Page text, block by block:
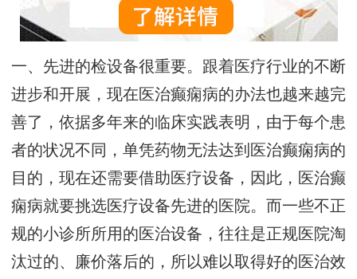
一、先进的检设备很重要。跟着医疗行业的不断
进步和开展，现在医治癫痫病的办法也越来越完
善了，依据多年来的临床实践表明，由于每个患
者的状况不同，单凭药物无法达到医治癫痫病的
目的，现在还需要借助医疗设备，因此，医治癫
痫病就要挑选医疗设备先进的医院。而一些不正
规的小诊所所用的医治设备，往往是正规医院淘
汰过的、廉价落后的，所以难以取得好的医治效